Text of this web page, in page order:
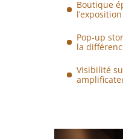
Boutique
Pop-up
la
Visibilité